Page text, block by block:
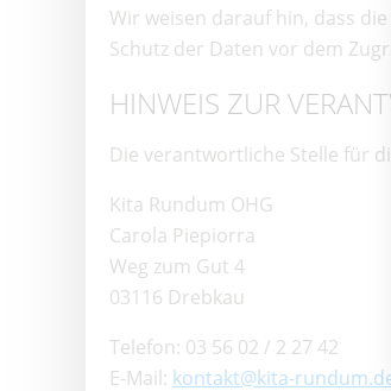
Wir weisen darauf hin, dass
Schutz der Daten vor dem
HINWEIS ZUR
Die verantwortliche Stelle für
Kita Rundum OHG
Carola Piepiorra
Weg zum Gut 4
03116 Drebkau
Telefon: 03 56 02 / 2 27 42
E-Mail: kontakt@kita-